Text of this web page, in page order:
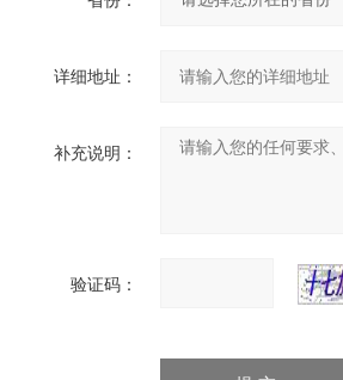
详细地址：
补充说明：
验证码：